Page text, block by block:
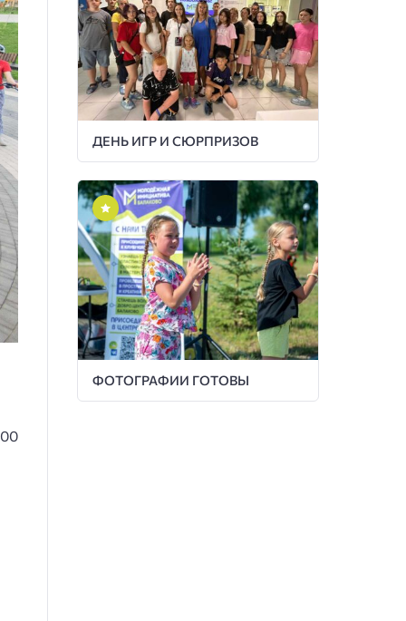
ДЕНЬ ИГР И СЮРПРИЗОВ
ФОТОГРАФИИ ГОТОВЫ